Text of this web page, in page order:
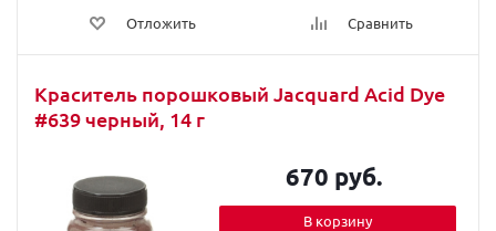
Отложить Сравнить
Краситель порошковый Jacquard Acid Dye
#639 черный, 14 г
670 руб.
В корзину